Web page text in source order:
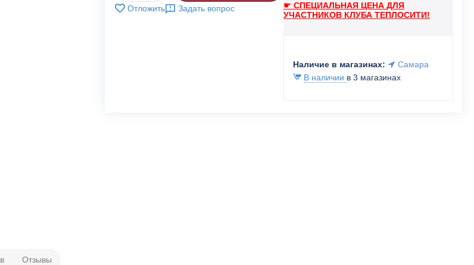
Отложить Задать вопрос
☛ СПЕЦИАЛЬНАЯ ЦЕНА ДЛЯ
УЧАСТНИКОВ КЛУБА ТЕПЛОСИТИ!
Наличие в магазинах:
Самара
В наличии в 3 магазинах
Отзывы